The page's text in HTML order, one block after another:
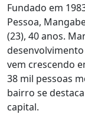
Fundado em
Pessoa,
(23), 40 anos.
vem crescendo
38 mil pessoas
bairro se
capital.